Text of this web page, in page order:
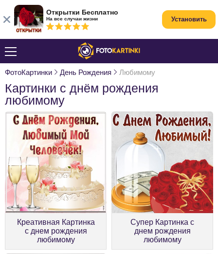
ФотоКартинки День Рождения Любимому
Картинки с днём рождения
любимому
Креативная Картинка
с днем рождения
любимому
Супер Картинка с
днем рождения
любимому
Открытки Бесплатно
На все случаи жизни Установить